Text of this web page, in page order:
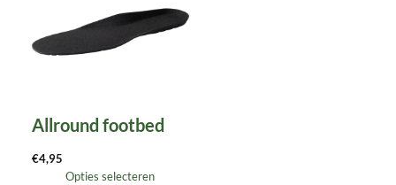
Allround footbed
€4,95
Opties selecteren